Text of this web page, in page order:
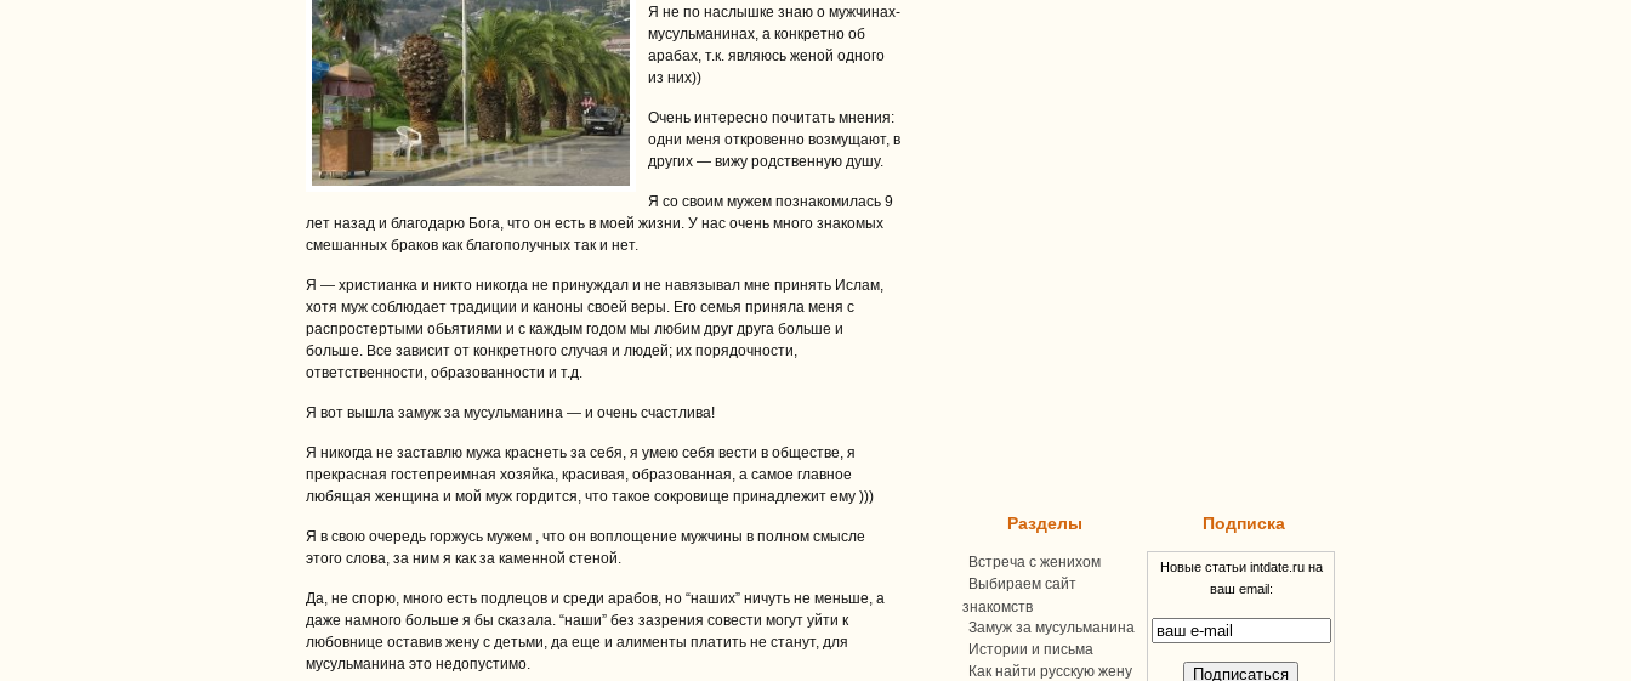
Я не по наслышке знаю о мужчинах-
мусульманинах, а конкретно об
арабах, т.к. являюсь женой одного
из них))
Очень интересно почитать мнения:
одни меня откровенно возмущают, в
других — вижу родственную душу.
Я со своим мужем познакомилась 9
лет назад и благодарю Бога, что он есть в моей жизни. У нас очень много знакомых
смешанных браков как благополучных так и нет.
Я — христианка и никто никогда не принуждал и не навязывал мне принять Ислам,
хотя муж соблюдает традиции и каноны своей веры. Его семья приняла меня с
распростертыми обьятиями и с каждым годом мы любим друг друга больше и
больше. Все зависит от конкретного случая и людей; их порядочности,
ответственности, образованности и т.д.
Я вот вышла замуж за мусульманина — и очень счастлива!
Я никогда не заставлю мужа краснеть за себя, я умею себя вести в обществе, я
прекрасная гостепреимная хозяйка, красивая, образованная, а самое главное
любящая женщина и мой муж гордится, что такое сокровище принадлежит ему )))
Я в свою очередь горжусь мужем , что он воплощение мужчины в полном смысле
этого слова, за ним я как за каменной стеной.
Да, не спорю, много есть подлецов и среди арабов, но “наших” ничуть не меньше, а
даже намного больше я бы сказала. “наши” без зазрения совести могут уйти к
любовнице оставив жену с детьми, да еще и алименты платить не станут, для
мусульманина это недопустимо.
Разделы
Встреча с женихом
Выбираем сайт
знакомств
Замуж за мусульманина
Истории и письма
Как найти русскую жену
Подписка
Новые статьи intdate.ru на
ваш email: